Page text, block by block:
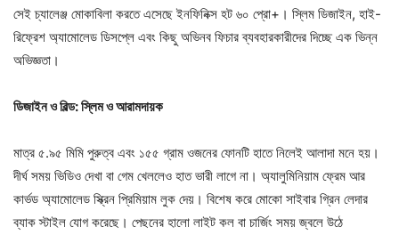
সেই চ্যালেঞ্জ মোকাবিলা করতে এসেছে ইনফিনিক্স হট ৬০ প্রো+। স্লিম ডিজাইন, হাই-
রিফ্রেশ অ্যামোলেড ডিসপ্লে এবং কিছু অভিনব ফিচার ব্যবহারকারীদের দিচ্ছে এক ভিন্ন
অভিজ্ঞতা।
ডিজাইন ও বিল্ড: স্লিম ও আরামদায়ক
মাত্র ৫.৯৫ মিমি পুরুত্ব এবং ১৫৫ গ্রাম ওজনের ফোনটি হাতে নিলেই আলাদা মনে হয়।
দীর্ঘ সময় ভিডিও দেখা বা গেম খেললেও হাত ভারী লাগে না। অ্যালুমিনিয়াম ফ্রেম আর
কার্ভড অ্যামোলেড স্ক্রিন প্রিমিয়াম লুক দেয়। বিশেষ করে মোকো সাইবার গ্রিন লেদার
ব্যাক স্টাইল যোগ করেছে। পেছনের হালো লাইট কল বা চার্জিং সময় জ্বলে উঠে